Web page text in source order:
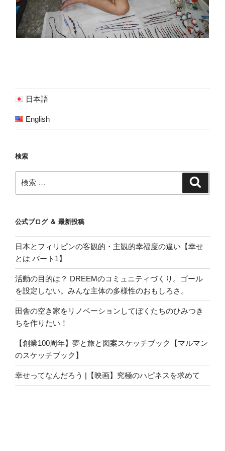
日本語
English
検索
索:
公式ブログ ＆ 最新投稿
日本とフィリピンの客観的・主観的幸福度の違い【幸せ
とは パート1】
活動の目的は？ DREEMのコミュニティづくり。ゴール
を設定しない。みんな主体の多様性のおもしろさ。
田舎の空き家をリノベーションしてぼくたちのひみつき
ちを作りたい！
【創業100周年】夢と旅と図案スケッチブック【マルマン
のスケッチブック】
幸せってなんだろう |【映画】究極のハピネスを求めて